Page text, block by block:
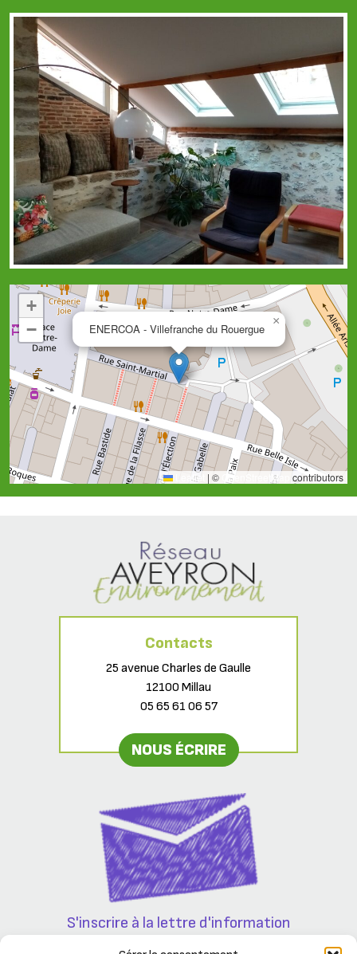
ENERCOA - Villefranche du Rouergue
×
+
−
Leaflet | © OpenStreetMap contributors
Contacts
25 avenue Charles de Gaulle
12100 Millau
05 65 61 06 57
NOUS ÉCRIRE
S'inscrire à la lettre d'information